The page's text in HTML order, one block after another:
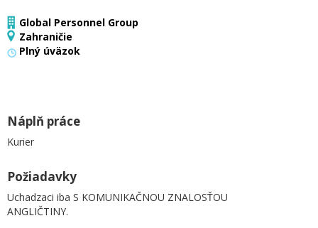
Global Personnel Group
Zahraničie
Plný úväzok
Náplň práce
Kurier
Požiadavky
Uchadzaci iba S KOMUNIKAČNOU ZNALOSŤOU
ANGLIČTINY.